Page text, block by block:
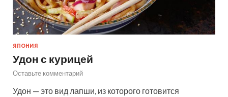
ЯПОНИЯ
Удон с курицей
Оставьте комментарий
Удон — это вид лапши, из которого готовится